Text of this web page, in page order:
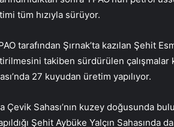
tüm hızıyla sürüyor.
tarafından Şırnak’ta kazılan Şehit
takiben sürdürülen çalışmalar
27 kuyudan üretim yapılıyor.
Çevik Sahası’nın kuzey doğusunda
Şehit Aybüke Yalçın Sahasında